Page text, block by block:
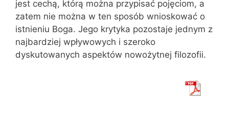
jest cechą, którą można przypisać pojęciom, a
zatem nie można w ten sposób wnioskować o
istnieniu Boga. Jego krytyka pozostaje jednym z
najbardziej wpływowych i szeroko
dyskutowanych aspektów nowożytnej filozofii.